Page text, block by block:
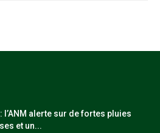
l’ANM alerte sur de fortes pluies
et un...